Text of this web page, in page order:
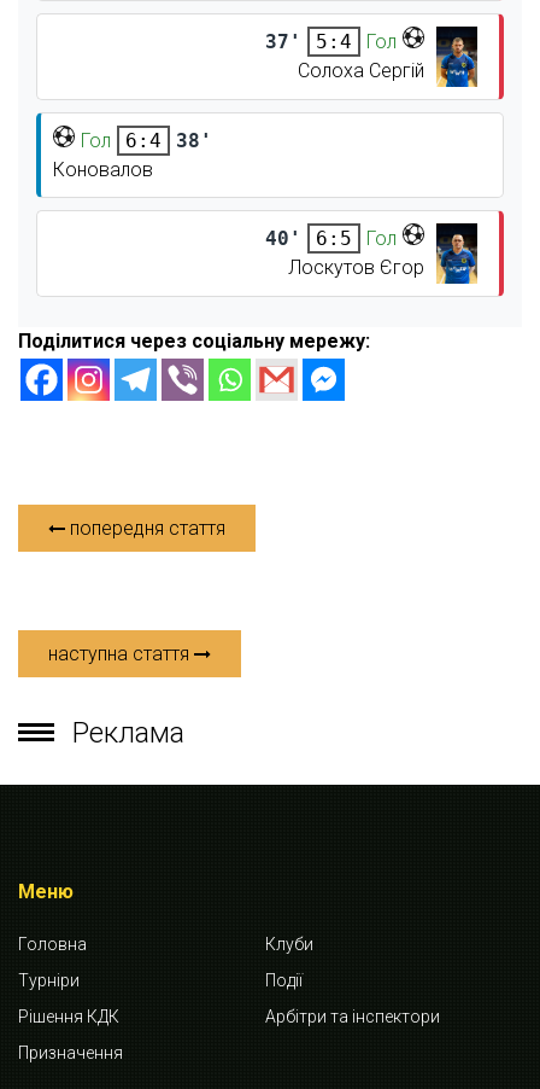
37' 5:4
Гол
Солоха Сергій
Гол 6:4
38'
Коновалов
40' 6:5
Гол
Лоскутов Єгор
Поділитися через соціальну мережу:
попередня стаття
наступна стаття
Реклама
Меню
Головна
Клуби
Турніри
Події
Рішення КДК
Арбітри та інспектори
Призначення